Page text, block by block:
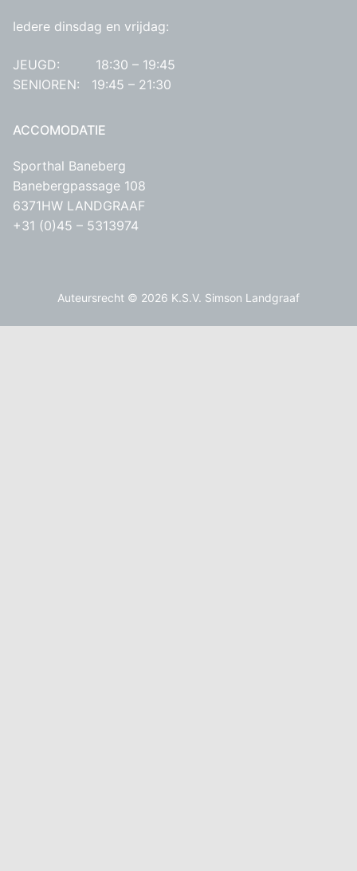
Iedere dinsdag en vrijdag:
JEUGD: 18:30 – 19:45
SENIOREN: 19:45 – 21:30
ACCOMODATIE
Sporthal Baneberg
Banebergpassage 108
6371HW LANDGRAAF
+31 (0)45 – 5313974
Auteursrecht © 2026 K.S.V. Simson Landgraaf